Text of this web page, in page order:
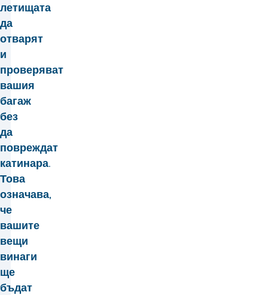
летищата
да
отварят
и
проверяват
вашия
багаж
без
да
повреждат
катинара.
Това
означава,
че
вашите
вещи
винаги
ще
бъдат